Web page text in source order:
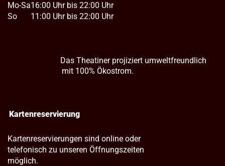
Mo-Sa
So
16:00 Uhr bis 22:00 Uhr
11:00 Uhr bis 22:00 Uhr
Das Theatiner projiziert umweltfreundlich
mit 100% Ökostrom.
Kartenreservierung
Kartenreservierungen sind online oder
telefonisch zu unseren Öffnungszeiten
möglich.